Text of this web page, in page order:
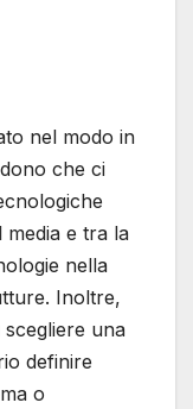
nel modo in
che ci
media e tra la
nella
Inoltre,
una
definire
o